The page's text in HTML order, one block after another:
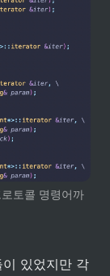
토콜 명령어까
이 있었지만 각